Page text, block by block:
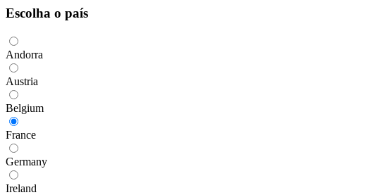
Escolha o país
Andorra
Austria
Belgium
France
Germany
Ireland